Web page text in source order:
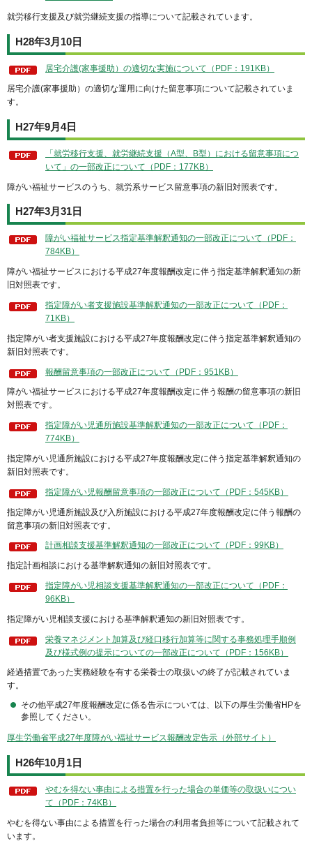
就労移行支援及び就労継続支援の指導について記載されています。
H28年3月10日
居宅介護(家事援助）の適切な実施について（PDF：191KB）
居宅介護(家事援助）の適切な運用に向けた留意事項について記載されていま
す。
H27年9月4日
「就労移行支援、就労継続支援（A型、B型）における留意事項につ
いて」の一部改正について（PDF：177KB）
障がい福祉サービスのうち、就労系サービス留意事項の新旧対照表です。
H27年3月31日
障がい福祉サービス指定基準解釈通知の一部改正について（PDF：
784KB）
障がい福祉サービスにおける平成27年度報酬改定に伴う指定基準解釈通知の新
旧対照表です。
指定障がい者支援施設基準解釈通知の一部改正について（PDF：
71KB）
指定障がい者支援施設における平成27年度報酬改定に伴う指定基準解釈通知の
新旧対照表です。
報酬留意事項の一部改正について（PDF：951KB）
障がい福祉サービスにおける平成27年度報酬改定に伴う報酬の留意事項の新旧
対照表です。
指定障がい児通所施設基準解釈通知の一部改正について（PDF：
774KB）
指定障がい児通所施設における平成27年度報酬改定に伴う指定基準解釈通知の
新旧対照表です。
指定障がい児報酬留意事項の一部改正について（PDF：545KB）
指定障がい児通所施設及び入所施設における平成27年度報酬改定に伴う報酬の
留意事項の新旧対照表です。
計画相談支援基準解釈通知の一部改正について（PDF：99KB）
指定計画相談における基準解釈通知の新旧対照表です。
指定障がい児相談支援基準解釈通知の一部改正について（PDF：
96KB）
指定障がい児相談支援における基準解釈通知の新旧対照表です。
栄養マネジメント加算及び経口移行加算等に関する事務処理手順例
及び様式例の提示についての一部改正について（PDF：156KB）
経過措置であった実務経験を有する栄養士の取扱いの終了が記載されていま
す。
その他平成27年度報酬改定に係る告示については、以下の厚生労働省HPを
参照してください。
厚生労働省平成27年度障がい福祉サービス報酬改定告示（外部サイト）
H26年10月1日
やむを得ない事由による措置を行った場合の単価等の取扱いについ
て（PDF：74KB）
やむを得ない事由による措置を行った場合の利用者負担等について記載されて
います。